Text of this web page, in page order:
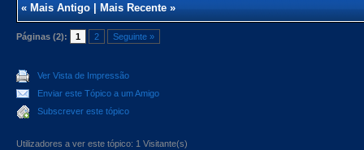
«Mais Antigo|Mais Recente»
Páginas (2): 1 2 Seguinte »
Ver Vista de Impressão
Enviar este Tópico a um Amigo
Subscrever este tópico
Utilizadores a ver este tópico: 1 Visitante(s)